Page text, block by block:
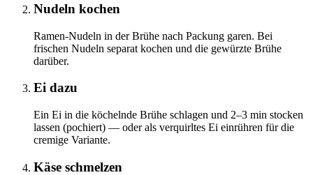
Nudeln kochen
Ramen-Nudeln in der Brühe nach Packung garen. Bei
frischen Nudeln separat kochen und die gewürzte Brühe
darüber.
Ei dazu
Ein Ei in die köchelnde Brühe schlagen und 2–3 min stocken
lassen (pochiert) — oder als verquirltes Ei einrühren für die
cremige Variante.
Käse schmelzen